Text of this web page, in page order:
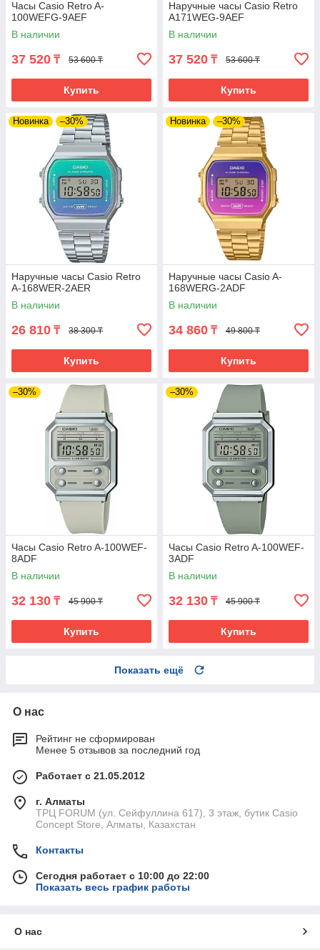
Часы Casio Retro A-
100WEFG-9AEF
В наличии
37 520 ₸ 53 600 ₸
Купить
Наручные часы Casio Retro
A171WEG-9AEF
В наличии
37 520 ₸ 53 600 ₸
Купить
Новинка –30%
Наручные часы Casio Retro
A-168WER-2AER
В наличии
26 810 ₸ 38 300 ₸
Купить
Новинка –30%
Наручные часы Casio A-
168WERG-2ADF
В наличии
34 860 ₸ 49 800 ₸
Купить
–30%
Часы Casio Retro A-100WEF-
8ADF
В наличии
32 130 ₸ 45 900 ₸
Купить
–30%
Часы Casio Retro A-100WEF-
3ADF
В наличии
32 130 ₸ 45 900 ₸
Купить
Показать ещё
О нас
Рейтинг не сформирован
Менее 5 отзывов за последний год
Работает с 21.05.2012
г. Алматы
ТРЦ FORUM (ул. Сейфуллина 617), 3 этаж, бутик Casio
Concept Store, Алматы, Казахстан
Контакты
Сегодня работает с 10:00 до 22:00
Показать весь график работы
О нас